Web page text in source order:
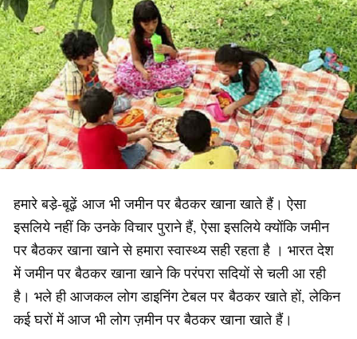
हमारे बडे़-बूढ़ें आज भी जमीन पर बैठकर खाना खाते हैं। ऐसा
इसलिये नहीं कि उनके विचार पुराने हैं, ऐसा इसलिये क्योंकि जमीन
पर बैठकर खाना खाने से हमारा स्वास्थ्य सही रहता है । भारत देश
में जमीन पर बैठकर खाना खाने कि परंपरा सदियों से चली आ रही
है। भले ही आजकल लोग डाइनिंग टेबल पर बैठकर खाते हों, लेकिन
कई घरों में आज भी लोग ज़मीन पर बैठकर खाना खाते हैं।